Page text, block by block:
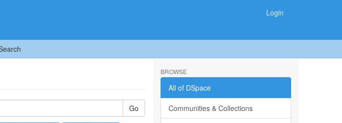
Login
Go
BROWSE
All of DSpace
Communities & Collections